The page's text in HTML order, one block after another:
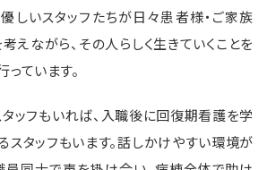
しいスタッフたちが日々患者様・ご家族
えながら、その人らしく生きていくことを
ています。
ッフもいれば、入職後に回復期看護を学
スタッフもいます。話しかけやすい環境が